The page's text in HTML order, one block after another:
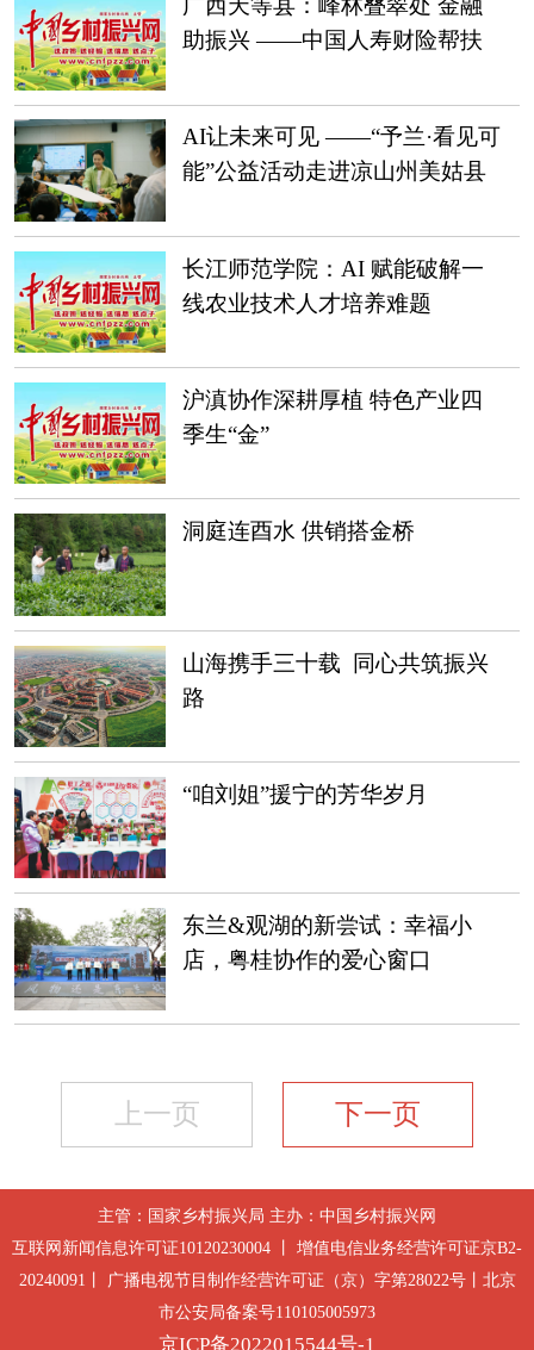
广西天等县：峰林叠翠处 金融
助振兴 ——中国人寿财险帮扶
AI让未来可见 ——“予兰·看见可
能”公益活动走进凉山州美姑县
长江师范学院：AI 赋能破解一
线农业技术人才培养难题
沪滇协作深耕厚植 特色产业四
季生“金”
洞庭连酉水 供销搭金桥
山海携手三十载 同心共筑振兴
路
“咱刘姐”援宁的芳华岁月
东兰&观湖的新尝试：幸福小
店，粤桂协作的爱心窗口
上一页 下一页
主管：国家乡村振兴局 主办：中国乡村振兴网
互联网新闻信息许可证10120230004 丨 增值电信业务经营许可证京B2-
20240091丨 广播电视节目制作经营许可证（京）字第28022号丨北京
市公安局备案号110105005973
京ICP备2022015544号-1